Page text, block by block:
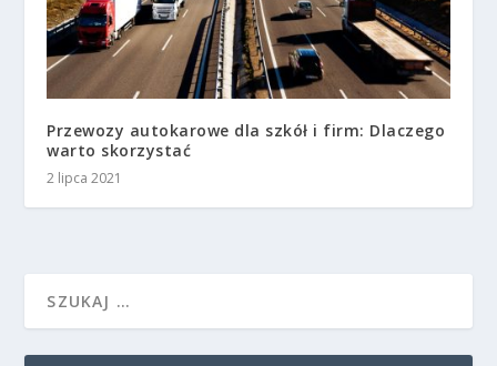
Przewozy autokarowe dla szkół i firm: Dlaczego
warto skorzystać
2 lipca 2021